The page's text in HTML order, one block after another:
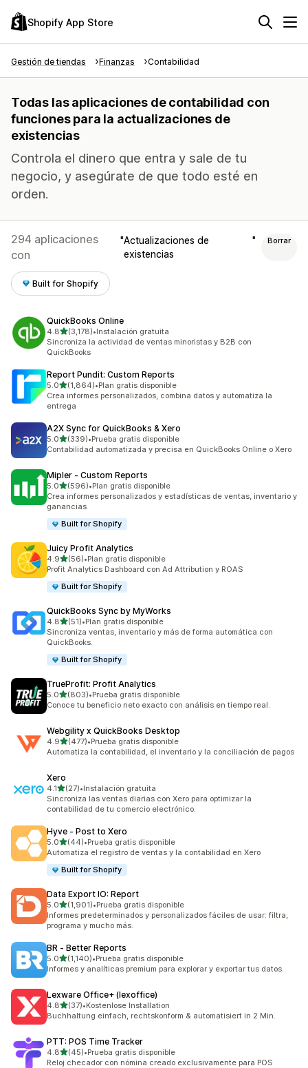
Shopify App Store
Gestión de tiendas Finanzas Contabilidad
Todas las aplicaciones de contabilidad con
funciones para la actualizaciones de
existencias
Controla el dinero que entra y sale de tu
negocio, y asegúrate de que todo esté en
orden.
294 aplicaciones
con
Actualizaciones de
existencias
Borrar
Built for Shopify
QuickBooks Online
4.8de 5 estrellas
(3,178)
3178 reseñas en total
•Instalación gratuita
Sincroniza la actividad de ventas minoristas y B2B con
QuickBooks
Report Pundit: Custom Reports
5.0de 5 estrellas
(1,864)
1864 reseñas en total
•Plan gratis disponible
Crea informes personalizados, combina datos y automatiza la
entrega
A2X Sync for QuickBooks & Xero
5.0de 5 estrellas
(339)
339 reseñas en total
•Prueba gratis disponible
Contabilidad automatizada y precisa en QuickBooks Online o Xero
Mipler ‑ Custom Reports
5.0de 5 estrellas
(596)
596 reseñas en total
•Plan gratis disponible
Crea informes personalizados y estadísticas de ventas, inventario y
ganancias
Built for Shopify
Juicy Profit Analytics
4.9de 5 estrellas
(56)
56 reseñas en total
•Plan gratis disponible
Profit Analytics Dashboard con Ad Attribution y ROAS
Built for Shopify
QuickBooks Sync by MyWorks
4.8de 5 estrellas
(51)
51 reseñas en total
•Plan gratis disponible
Sincroniza ventas, inventario y más de forma automática con
QuickBooks.
Built for Shopify
TrueProfit: Profit Analytics
5.0de 5 estrellas
(803)
803 reseñas en total
•Prueba gratis disponible
Conoce tu beneficio neto exacto con análisis en tiempo real.
Webgility x QuickBooks Desktop
4.9de 5 estrellas
(477)
477 reseñas en total
•Prueba gratis disponible
Automatiza la contabilidad, el inventario y la conciliación de pagos
Xero
4.1de 5 estrellas
(27)
27 reseñas en total
•Instalación gratuita
Sincroniza las ventas diarias con Xero para optimizar la
contabilidad de tu comercio electrónico.
Hyve ‑ Post to Xero
5.0de 5 estrellas
(44)
44 reseñas en total
•Prueba gratis disponible
Automatiza el registro de ventas y la contabilidad en Xero
Built for Shopify
Data Export IO: Report
5.0de 5 estrellas
(1,901)
1901 reseñas en total
•Prueba gratis disponible
Informes predeterminados y personalizados fáciles de usar: filtra,
programa y mucho más.
BR ‑ Better Reports
5.0de 5 estrellas
(1,140)
1140 reseñas en total
•Prueba gratis disponible
Informes y analíticas premium para explorar y exportar tus datos.
Lexware Office+ (lexoffice)
4.8de 5 estrellas
(37)
37 reseñas en total
•Kostenlose Installation
Buchhaltung einfach, rechtskonform & automatisiert in 2 Min.
PTT: POS Time Tracker
4.8de 5 estrellas
(45)
45 reseñas en total
•Prueba gratis disponible
Reloj checador con nómina creado exclusivamente para POS